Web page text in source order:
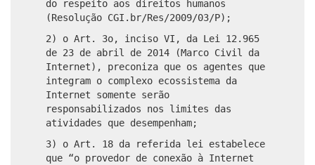
do respeito aos direitos humanos
(Resolução CGI.br/Res/2009/03/P);
2) o Art. 3o, inciso VI, da Lei 12.965
de 23 de abril de 2014 (Marco Civil da
Internet), preconiza que os agentes que
integram o complexo ecossistema da
Internet somente serão
responsabilizados nos limites das
atividades que desempenham;
3) o Art. 18 da referida lei estabelece
que “o provedor de conexão à Internet